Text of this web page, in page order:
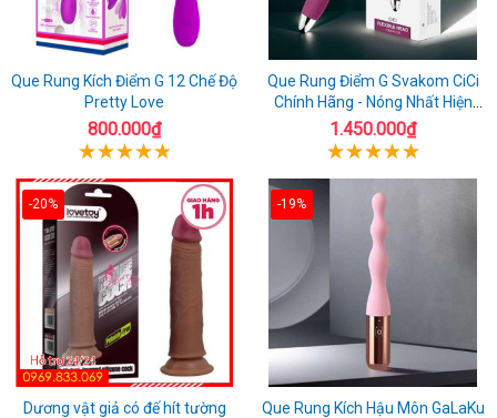
Que Rung Kích Điểm G 12 Chế Độ
Pretty Love
800.000₫
Que Rung Điểm G Svakom CiCi
Chính Hãng - Nóng Nhất Hiện
Nay
1.450.000₫
-20%
Dương vật giả có đế hít tường
-19%
Que Rung Kích Hậu Môn GaLaKu